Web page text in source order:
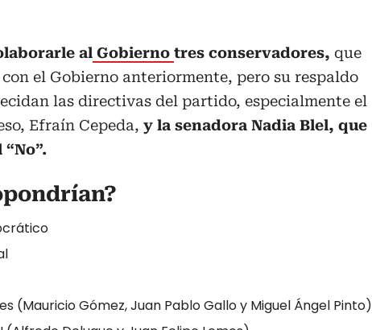
al Gobierno tres conservadores, que
el Gobierno anteriormente, pero su respaldo
las directivas del partido, especialmente el
Efraín Cepeda, y la senadora Nadia Blel, que
(Mauricio Gómez, Juan Pablo Gallo y Miguel Ángel Pinto)